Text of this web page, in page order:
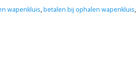
wapenkluis,betalen bij ophalen wapenkluis,